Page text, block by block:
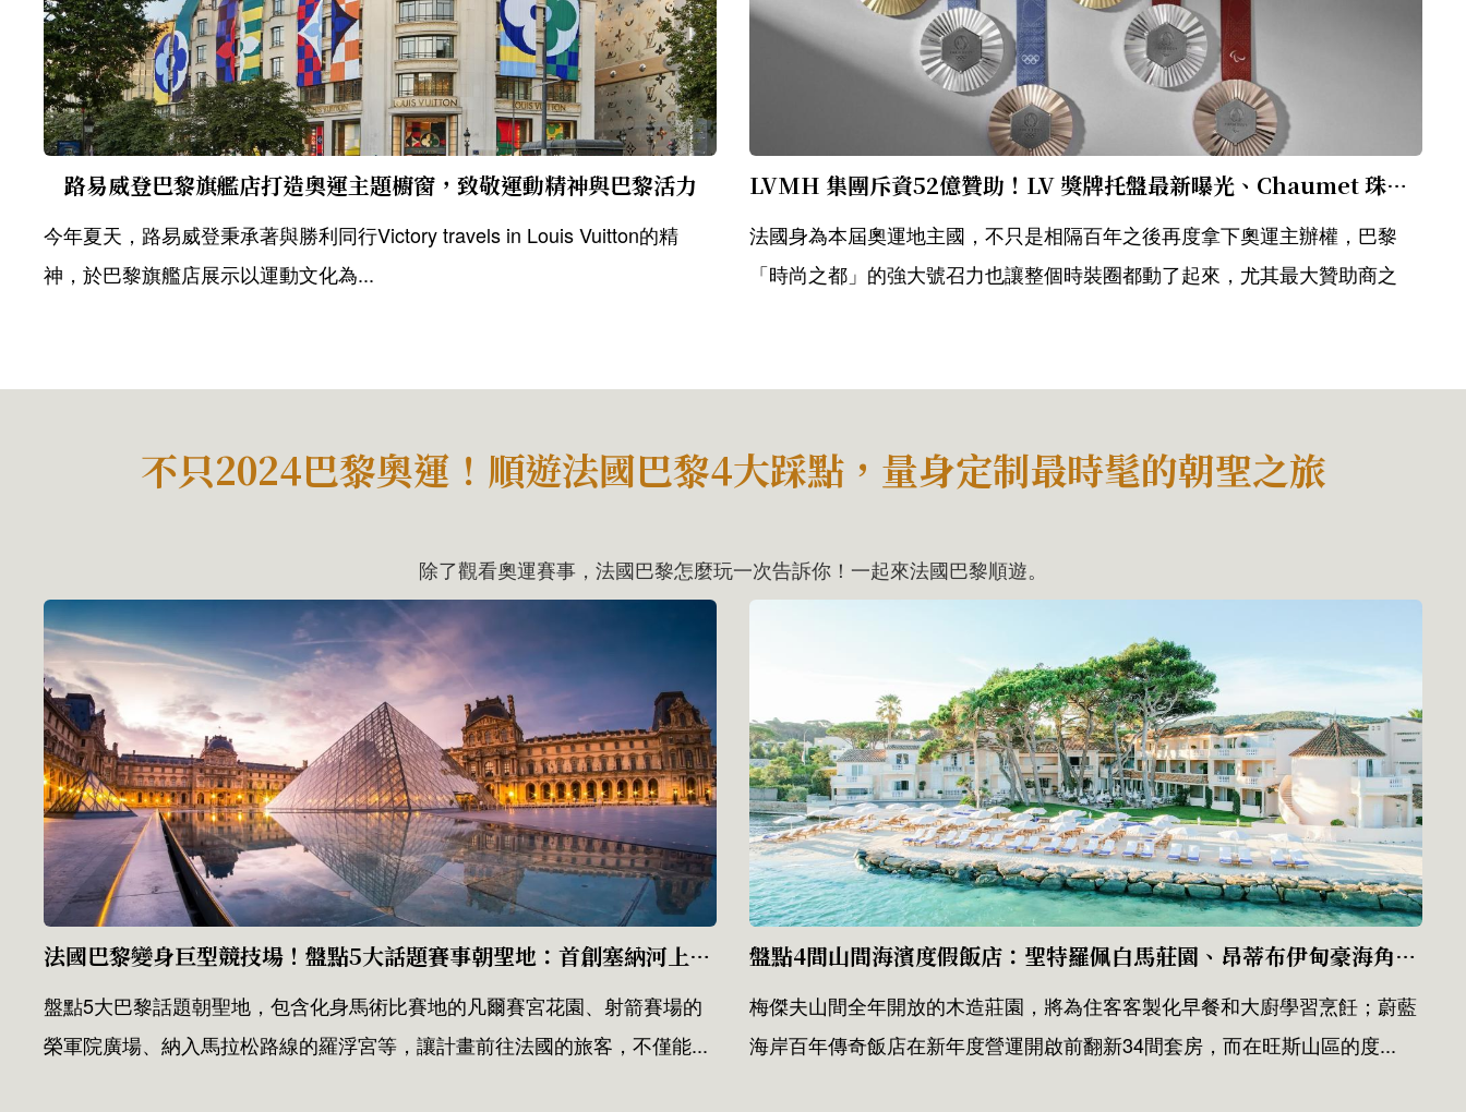
路易威登巴黎旗艦店打造奧運主題櫥窗，致敬運動精神與巴黎活力
今年夏天，路易威登秉承著與勝利同行Victory travels in Louis Vuitton的精
神，於巴黎旗艦店展示以運動文化為...
LVMH 集團斥資52億贊助！LV 獎牌托盤最新曝光、Chaumet 珠寶獎牌太美...4點介紹最「時髦」奧運即將登場
法國身為本屆奧運地主國，不只是相隔百年之後再度拿下奧運主辦權，巴黎
「時尚之都」的強大號召力也讓整個時裝圈都動了起來，尤其最大贊助商之
不只2024巴黎奧運！順遊法國巴黎4大踩點，量身定制最時髦的朝聖之旅
除了觀看奧運賽事，法國巴黎怎麼玩一次告訴你！一起來法國巴黎順遊。
法國巴黎變身巨型競技場！盤點5大話題賽事朝聖地：首創塞納河上開幕式、羅浮宮納入馬拉松路線...
盤點5大巴黎話題朝聖地，包含化身馬術比賽地的凡爾賽宮花園、射箭賽場的
榮軍院廣場、納入馬拉松路線的羅浮宮等，讓計畫前往法國的旅客，不僅能...
盤點4間山間海濱度假飯店：聖特羅佩白馬莊園、昂蒂布伊甸豪海角飯店…，一同徜徉巴黎之外的法國夏日慢時光
梅傑夫山間全年開放的木造莊園，將為住客客製化早餐和大廚學習烹飪；蔚藍
海岸百年傳奇飯店在新年度營運開啟前翻新34間套房，而在旺斯山區的度...